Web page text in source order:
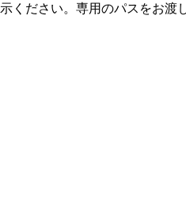
ください。専用のパスをお渡